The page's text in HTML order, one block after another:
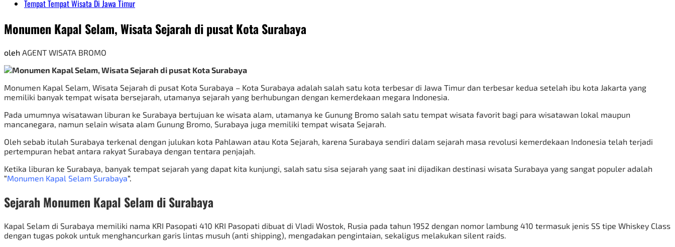
Tempat Tempat Wisata Di Jawa Timur
Monumen Kapal Selam, Wisata Sejarah di pusat Kota Surabaya
oleh AGENT WISATA BROMO
Monumen Kapal Selam, Wisata Sejarah di pusat Kota Surabaya – Kota Surabaya adalah salah satu kota terbesar di Jawa Timur dan terbesar kedua setelah ibu kota Jakarta yang
memiliki banyak tempat wisata bersejarah, utamanya sejarah yang berhubungan dengan kemerdekaan megara Indonesia.
Pada umumnya wisatawan liburan ke Surabaya bertujuan ke wisata alam, utamanya ke Gunung Bromo salah satu tempat wisata favorit bagi para wisatawan lokal maupun
mancanegara, namun selain wisata alam Gunung Bromo, Surabaya juga memiliki tempat wisata Sejarah.
Oleh sebab itulah Surabaya terkenal dengan julukan kota Pahlawan atau Kota Sejarah, karena Surabaya sendiri dalam sejarah masa revolusi kemerdekaan Indonesia telah terjadi
pertempuran hebat antara rakyat Surabaya dengan tentara penjajah.
Ketika liburan ke Surabaya, banyak tempat sejarah yang dapat kita kunjungi, salah satu sisa sejarah yang saat ini dijadikan destinasi wisata Surabaya yang sangat populer adalah
“Monumen Kapal Selam Surabaya“.
Sejarah Monumen Kapal Selam di Surabaya
Kapal Selam di Surabaya memiliki nama KRI Pasopati 410 KRI Pasopati dibuat di Vladi Wostok, Rusia pada tahun 1952 dengan nomor lambung 410 termasuk jenis SS tipe Whiskey Class
dengan tugas pokok untuk menghancurkan garis lintas musuh (anti shipping), mengadakan pengintaian, sekaligus melakukan silent raids.